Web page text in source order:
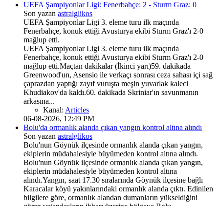
UEFA Şampiyonlar Ligi: Fenerbahçe: 2 - Sturm Graz: 0
Son yazan astralglikos
UEFA Şampiyonlar Ligi 3. eleme turu ilk maçında
Fenerbahçe, konuk ettiği Avusturya ekibi Sturm Graz'ı 2-0
mağlup etti.
UEFA Şampiyonlar Ligi 3. eleme turu ilk maçında
Fenerbahçe, konuk ettiği Avusturya ekibi Sturm Graz'ı 2-0
mağlup etti.Maçtan dakikalar (İkinci yarı)59. dakikada
Greenwood'un, Asensio ile verkaçı sonrası ceza sahası içi sağ
çaprazdan yaptığı zayıf vuruşta meşin yuvarlak kaleci
Khudiakov'da kaldı.60. dakikada Skriniar'ın savunmanın
arkasına...
Kanal: Articles
06-08-2026, 12:49 PM
Bolu'da ormanlık alanda çıkan yangın kontrol altına alındı
Son yazan astralglikos
Bolu'nun Göynük ilçesinde ormanlık alanda çıkan yangın,
ekiplerin müdahalesiyle büyümeden kontrol altına alındı.
Bolu'nun Göynük ilçesinde ormanlık alanda çıkan yangın,
ekiplerin müdahalesiyle büyümeden kontrol altına
alındı.Yangın, saat 17.30 sıralarında Göynük ilçesine bağlı
Karacalar köyü yakınlarındaki ormanlık alanda çıktı. Edinilen
bilgilere göre, ormanlık alandan dumanların yükseldiğini